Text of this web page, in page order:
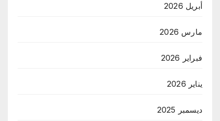
أبريل 2026
مارس 2026
فبراير 2026
يناير 2026
ديسمبر 2025